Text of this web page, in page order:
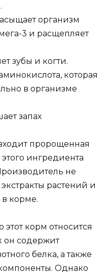
организм
3 и расщепляет
зубы и когти.
которая
в организме
запах
пророщенная
ингредиента
не
растений и
корме.
корм относится
он содержит
белка, а также
Однако